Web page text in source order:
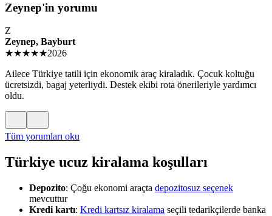
Zeynep'in yorumu
Z
Zeynep, Bayburt
★★★★★2026
Ailece Türkiye tatili için ekonomik araç kiraladık. Çocuk koltuğu
ücretsizdi, bagaj yeterliydi. Destek ekibi rota önerileriyle yardımcı
oldu.
Tüm yorumları oku
Türkiye ucuz kiralama koşulları
Depozito: Çoğu ekonomi araçta depozitosuz seçenek
mevcuttur
Kredi kartı: Kredi kartsız kiralama seçili tedarikçilerde banka